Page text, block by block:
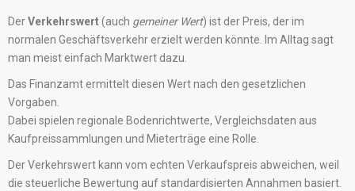
DerVerkehrswert(auch gemeiner Wert) ist der Preis, der im
normalen Geschäftsverkehr erzielt werden könnte. Im Alltag sagt
man meist einfach Marktwert dazu.
Das Finanzamt ermittelt diesen Wert nach den gesetzlichen
Vorgaben.
Dabei spielen regionale Bodenrichtwerte, Vergleichsdaten aus
Kaufpreissammlungen und Mieterträge eine Rolle.
Der Verkehrswert kann vom echten Verkaufspreis abweichen, weil
die steuerliche Bewertung auf standardisierten Annahmen basiert.